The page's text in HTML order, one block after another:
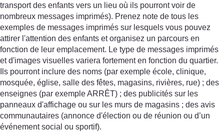
transport des enfants vers un lieu où ils pourront voir de
nombreux messages imprimés). Prenez note de tous les
exemples de messages imprimés sur lesquels vous pouvez
attirer l'attention des enfants et organisez un parcours en
fonction de leur emplacement. Le type de messages imprimés
et d'images visuelles variera fortement en fonction du quartier.
Ils pourront inclure des noms (par exemple école, clinique,
mosquée, église, salle des fêtes, magasins, rivières, rue) ; des
enseignes (par exemple ARRÊT) ; des publicités sur les
panneaux d'affichage ou sur les murs de magasins ; des avis
communautaires (annonce d'élection ou de réunion ou d’un
événement social ou sportif).